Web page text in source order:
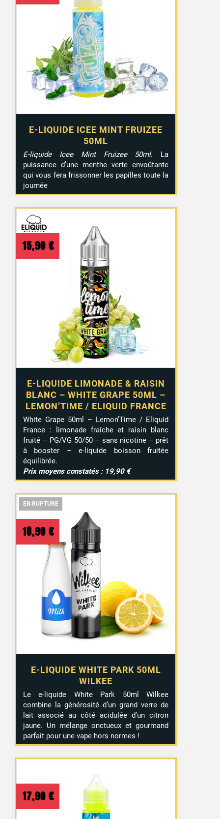
E-LIQUIDE ICEE MINT FRUIZEE
50ML
E-liquide Icee Mint Fruizee 50ml. La
puissance d’une menthe verte envoûtante
qui vous fera frissonner les papilles toute la
journée
E-LIQUIDE LIMONADE & RAISIN
BLANC – WHITE GRAPE 50ML –
LEMON’TIME / ELIQUID FRANCE
15,90 €
White Grape 50ml – Lemon’Time / Eliquid
France : limonade fraîche et raisin blanc
fruité – PG/VG 50/50 – sans nicotine – prêt
à booster – e-liquide boisson fruitée
équilibrée.
Prix moyens constatés : 19,90 €
EN RUPTURE
EN RUPTURE
E-LIQUIDE WHITE PARK 50ML
WILKEE
18,90 €
Le e-liquide White Park 50ml Wilkee
combine la générosité d’un grand verre de
lait associé au côté acidulée d’un citron
jaune. Un mélange onctueux et gourmand
parfait pour une vape hors normes !
EN RUPTURE
17,90 €